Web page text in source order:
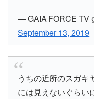
— GAIA FORCE TV
September 13, 2019
うちの近所のスガキ
には見えないぐらい